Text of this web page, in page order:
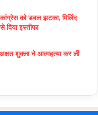
को डबल झटका, मिलिंद
इस्तीफा
शुक्ला ने आत्महत्या कर ली